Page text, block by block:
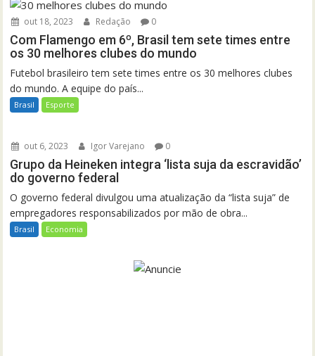
out 18, 2023 Redação 0
Com Flamengo em 6º, Brasil tem sete times entre
os 30 melhores clubes do mundo
Futebol brasileiro tem sete times entre os 30 melhores clubes
do mundo. A equipe do país...
Brasil Esporte
out 6, 2023 Igor Varejano 0
Grupo da Heineken integra ‘lista suja da escravidão’
do governo federal
O governo federal divulgou uma atualização da “lista suja” de
empregadores responsabilizados por mão de obra...
Brasil Economia